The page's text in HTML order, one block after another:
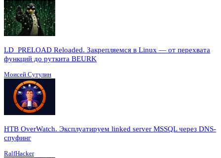
LD_PRELOAD Reloaded. Закрепляемся в Linux — от перехвата
функций до руткита BEURK
Моисей Сутулин
HTB OverWatch. Эксплуатируем linked server MSSQL через DNS-
спуфинг
RalfHacker